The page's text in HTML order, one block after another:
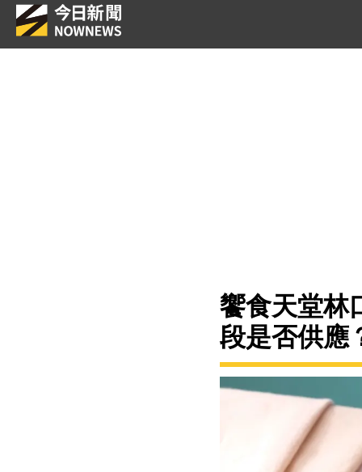
饗食天堂林
段是否供應